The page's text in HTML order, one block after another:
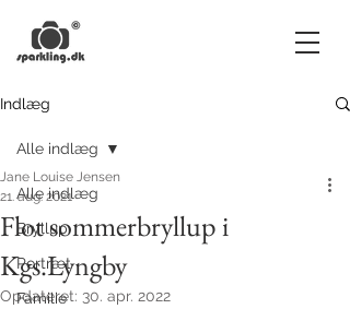
Indlæg
Alle indlæg
Bryllup
Portræt
Familie
Alle indlæg
Flot sommerbryllup i
Kgs.Lyngby
Jane Louise Jensen
21. aug. 2021
Opdateret: 30. apr. 2022